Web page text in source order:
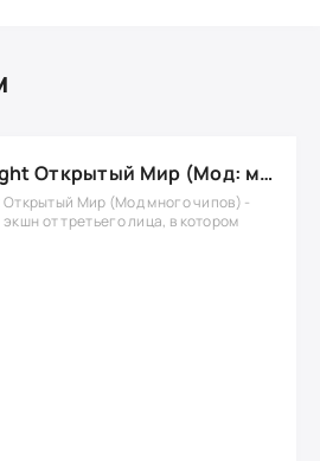
Toilet Fight Открытый Мир (Мод: много чипов, денег, все открыто, бессмертие, урон, 50+ читов)
Открытый Мир (Мод много чипов) -
от третьего лица, в котором